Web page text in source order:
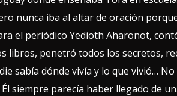
nunca iba al altar de oración
el periódico Yedioth Aharonot,
libros, penetró todos los secretos,
sabía dónde vivía y lo que vivió…
siempre parecía haber llegado de